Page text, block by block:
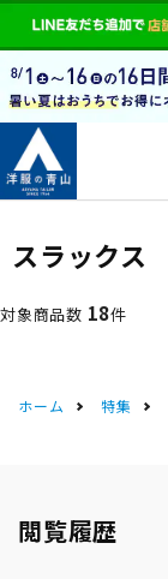
スラックス
対象商品数 18件
ホーム 特集
閲覧履歴